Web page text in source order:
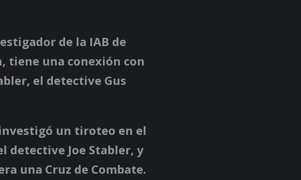
de la IAB de
tiene una conexión con
el detective Gus
un tiroteo en el
detective Joe Stabler, y
una Cruz de Combate.